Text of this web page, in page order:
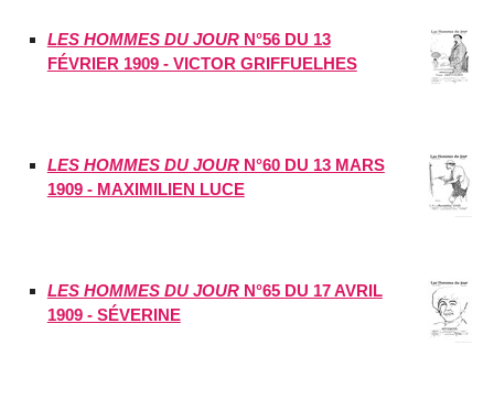
LES HOMMES DU JOURN°56 DU 13
FÉVRIER 1909 - VICTOR GRIFFUELHES
LES HOMMES DU JOURN°60 DU 13 MARS
1909 - MAXIMILIEN LUCE
LES HOMMES DU JOURN°65 DU 17 AVRIL
1909 - SÉVERINE